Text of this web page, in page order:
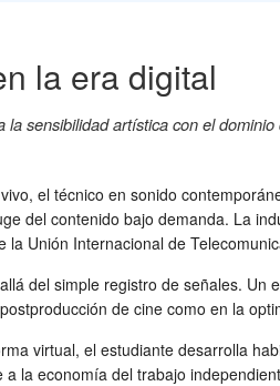
la era digital
sensibilidad artística con el
el técnico en sonido
del contenido bajo demanda. La
Unión Internacional de
del simple registro de señales.
de cine como en la
virtual, el estudiante desarrolla
la economía del trabajo